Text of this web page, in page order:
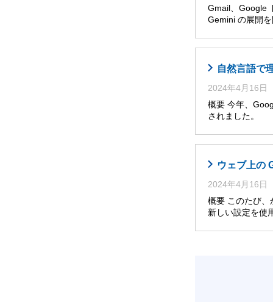
Gmail、Google
Gemini の展開
自然言語で
2024年4月16日
概要 今年、
されました。
ウェブ上の
2024年4月16日
概要 このたび、
新しい設定を使